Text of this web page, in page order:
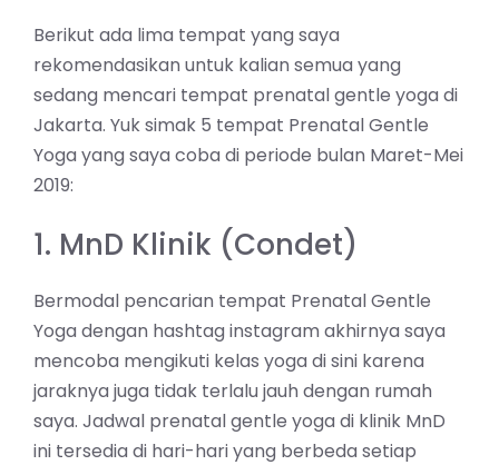
Berikut ada lima tempat yang saya
rekomendasikan untuk kalian semua yang
sedang mencari tempat prenatal gentle yoga di
Jakarta. Yuk simak 5 tempat Prenatal Gentle
Yoga yang saya coba di periode bulan Maret-Mei
2019:
1. MnD Klinik (Condet)
Bermodal pencarian tempat Prenatal Gentle
Yoga dengan hashtag instagram akhirnya saya
mencoba mengikuti kelas yoga di sini karena
jaraknya juga tidak terlalu jauh dengan rumah
saya. Jadwal prenatal gentle yoga di klinik MnD
ini tersedia di hari-hari yang berbeda setiap